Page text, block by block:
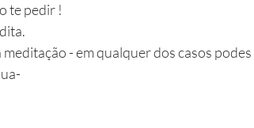
te pedir !
- em qualquer dos casos podes